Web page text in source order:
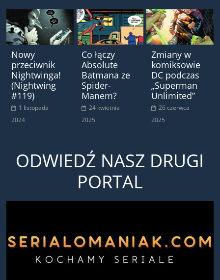
Nowy
przeciwnik
Nightwinga!
(Nightwing
#119)
1 listopada
2024
Co łączy
Absolute
Batmana ze
Spider-
Manem?
24 kwietnia
2025
Zmiany w
komiksowie
DC podczas
„Superman
Unlimited”
26 czerwca
2025
ODWIEDŹ NASZ DRUGI
PORTAL